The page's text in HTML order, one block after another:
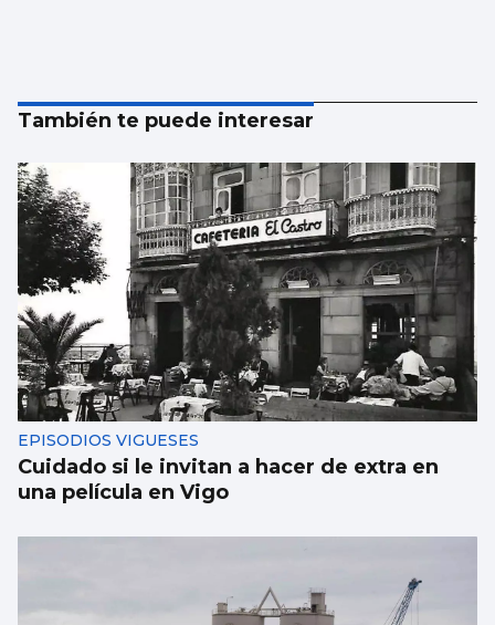
También te puede interesar
EPISODIOS VIGUESES
Cuidado si le invitan a hacer de extra en
una película en Vigo